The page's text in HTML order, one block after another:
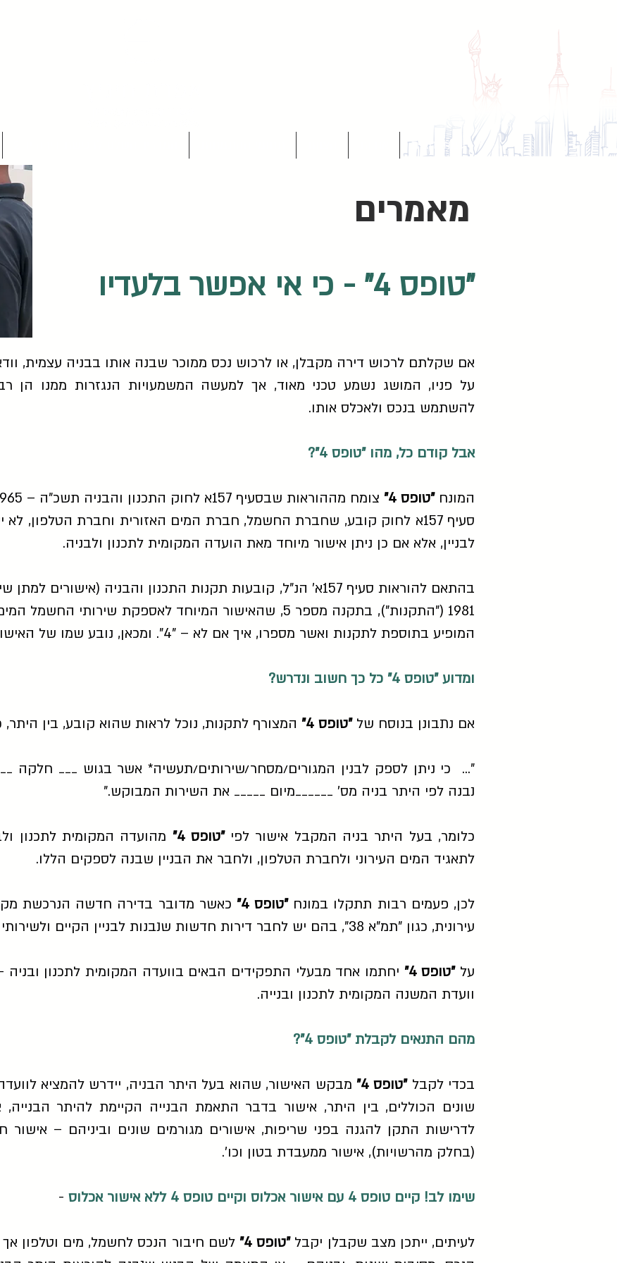
עמוד הבית
מאמרים
"טופס 4" - כי אי אפשר בלעדיו
אם שקלתם לרכוש דירה מקבלן, או לרכוש נכס ממוכר שבנה אותו בבניה עצמית,
על פניו, המושג נשמע טכני מאוד, אך למעשה המשמעויות הנגזרות ממנו הן
להשתמש בנכס ולאכלס אותו.
אבל קודם כל, מהו "טופס 4"?
המונח"טופס 4" צומח מההוראות שבסעיף 157א לחוק התכנון והבניה תשכ"ה – 1965 (
סעיף 157א לחוק קובע, שחברת החשמל, חברת המים האזורית וחברת הטלפון,
לבניין, אלא אם כן ניתן אישור מיוחד מאת הועדה המקומית לתכנון ולבניה.
בהתאם להוראות סעיף 157א' הנ"ל, קובעות תקנות התכנון והבניה
1981 ("התקנות"), בתקנה מספר 5, שהאישור המיוחד לאספקת שירותי
המופיע בתוספת לתקנות ואשר מספרו, איך אם לא – "4". ומכאן, נובע שמו של האישור החשוב הזה -
ומדוע "טופס 4" כל כך חשוב ונדרש?
אם נתבונן בנוסח של"טופס 4" המצורף לתקנות, נוכל לראות שהוא קובע, בין היתר,
"... כי ניתן לספק לבנין המגורים/מסחר/שירותים/תעשיה* אשר בגוש ___ חלקה
נבנה לפי היתר בניה מס' ______מיום _____ את השירות המבוקש."
כלומר, בעל היתר בניה המקבל אישור לפי"טופס 4"
מהועדה המקומית לתכנון
לתאגיד המים העירוני ולחברת הטלפון, ולחבר את הבניין שבנה לספקים הללו.
לכן, פעמים רבות תתקלו במונח"טופס 4"
כאשר מדובר בדירה חדשה הנרכשת
עירונית, כגון "תמ"א 38", בהם יש לחבר דירות חדשות שנבנות לבניין הקיים ולשירותי החשמל המים והטלפון.
על"טופס 4"
יחתמו אחד מבעלי התפקידים הבאים בוועדה המקומית לתכנון ובניה
וועדת המשנה המקומית לתכנון ובנייה.
מהם התנאים לקבלת "טופס 4"?
בכדי לקבל"טופס 4"
מבקש האישור, שהוא בעל היתר הבניה, יידרש להמציא לוועדה
שונים הכוללים, בין היתר, אישור בדבר התאמת הבנייה הקיימת להיתר
לדרישות התקן להגנה בפני שריפות, אישורים מגורמים שונים וביניהם – אישור
(בחלק מהרשויות), אישור ממעבדת בטון וכו'.
שימו לב! קיים טופס 4 עם אישור אכלוס וקיים טופס 4 ללא אישור אכלוס -
לעיתים, ייתכן מצב שקבלן יקבל"טופס 4"
לשם חיבור הנכס לחשמל, מים וטלפון